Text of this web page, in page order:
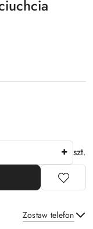
szt.
Zostaw telefon